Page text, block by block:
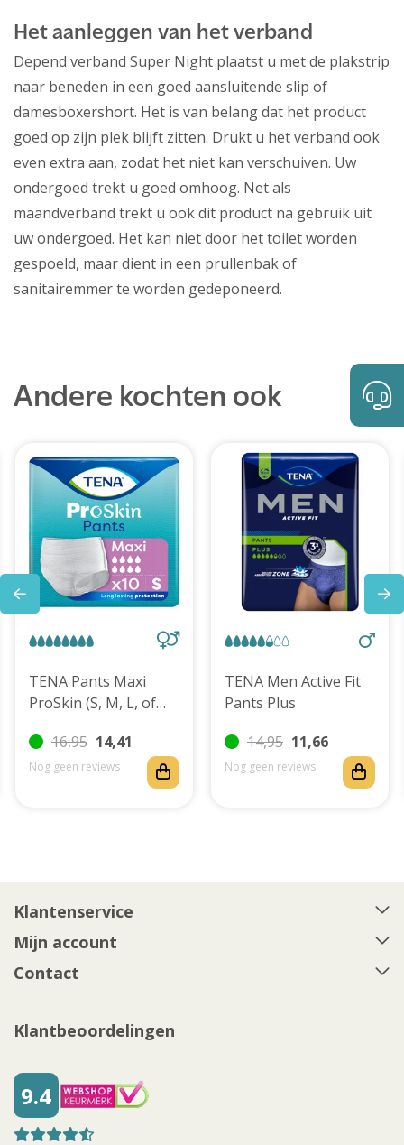
Het aanleggen van het verband
Depend verband Super Night plaatst u met de plakstrip
naar beneden in een goed aansluitende slip of
damesboxershort. Het is van belang dat het product
goed op zijn plek blijft zitten. Drukt u het verband ook
even extra aan, zodat het niet kan verschuiven. Uw
ondergoed trekt u goed omhoog. Net als
maandverband trekt u ook dit product na gebruik uit
uw ondergoed. Het kan niet door het toilet worden
gespoeld, maar dient in een prullenbak of
sanitairemmer te worden gedeponeerd.
Andere kochten ook
TENA Pants Maxi
ProSkin (S, M, L, of
16,95 14,41
Nog geen reviews
TENA Men Active Fit
Pants Plus
14,95 11,66
Nog geen reviews
Klantenservice
Mijn account
Contact
Klantbeoordelingen
9.4